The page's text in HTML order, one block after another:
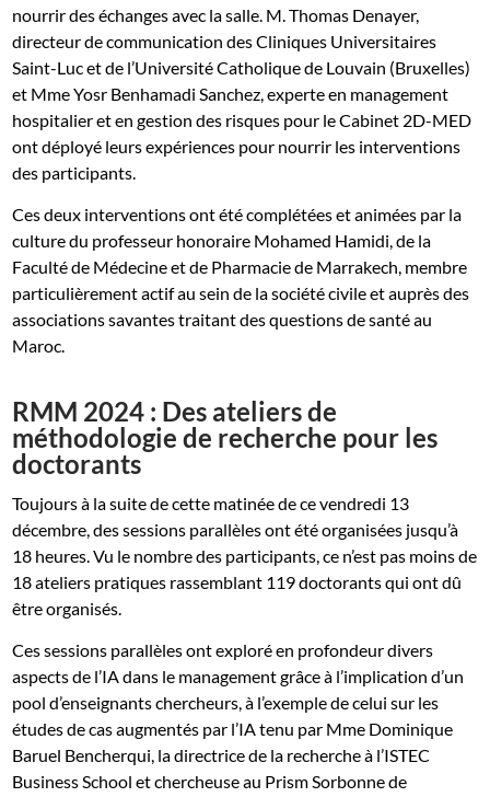
nourrir des échanges avec la salle. M. Thomas Denayer,
directeur de communication des Cliniques Universitaires
Saint-Luc et de l’Université Catholique de Louvain (Bruxelles)
et Mme Yosr Benhamadi Sanchez, experte en management
hospitalier et en gestion des risques pour le Cabinet 2D-MED
ont déployé leurs expériences pour nourrir les interventions
des participants.
Ces deux interventions ont été complétées et animées par la
culture du professeur honoraire Mohamed Hamidi, de la
Faculté de Médecine et de Pharmacie de Marrakech, membre
particulièrement actif au sein de la société civile et auprès des
associations savantes traitant des questions de santé au
Maroc.
RMM 2024 : Des ateliers de
méthodologie de recherche pour les
doctorants
Toujours à la suite de cette matinée de ce vendredi 13
décembre, des sessions parallèles ont été organisées jusqu’à
18 heures. Vu le nombre des participants, ce n’est pas moins de
18 ateliers pratiques rassemblant 119 doctorants qui ont dû
être organisés.
Ces sessions parallèles ont exploré en profondeur divers
aspects de l’IA dans le management grâce à l’implication d’un
pool d’enseignants chercheurs, à l’exemple de celui sur les
études de cas augmentés par l’IA tenu par Mme Dominique
Baruel Bencherqui, la directrice de la recherche à l’ISTEC
Business School et chercheuse au Prism Sorbonne de